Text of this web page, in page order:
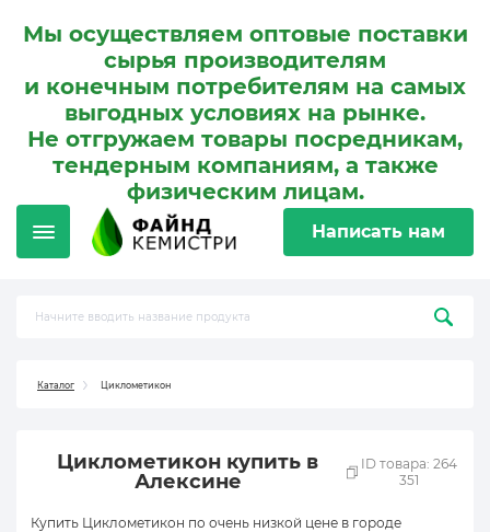
Мы осуществляем оптовые поставки
сырья производителям
и конечным потребителям на самых
выгодных условиях на рынке.
Не отгружаем товары посредникам,
тендерным компаниям, а также
физическим лицам.
Написать нам
Каталог Циклометикон
Циклометикон купить в
Алексине
ID товара: 264
351
Купить Циклометикон по очень низкой цене в городе